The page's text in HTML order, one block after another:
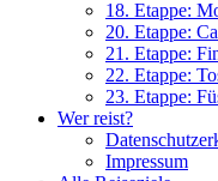
18. Etappe:
20. Etappe:
21. Etappe:
22. Etappe:
23. Etappe:
Wer reist?
Impressum